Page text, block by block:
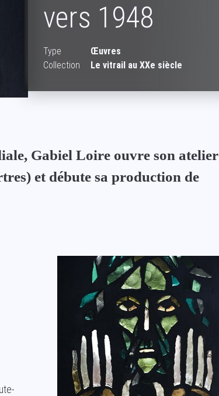
vers 1948
Type
Œuvres
Collection
Le vitrail au XXe siècle
Gabiel Loire ouvre son atelier
et débute sa production de